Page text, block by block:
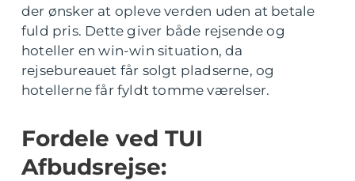
der ønsker at opleve verden uden at betale
fuld pris. Dette giver både rejsende og
hoteller en win-win situation, da
rejsebureauet får solgt pladserne, og
hotellerne får fyldt tomme værelser.
Fordele ved TUI
Afbudsrejse: